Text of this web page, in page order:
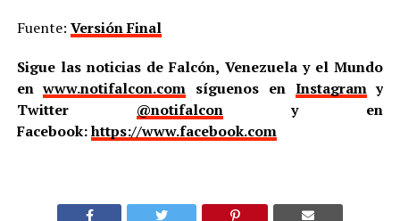
Fuente: Versión Final
Sigue las noticias de Falcón, Venezuela y el Mundo
enwww.notifalcon.com síguenos en Instagramy
Twitter @notifalcony en
Facebook:https://www.facebook.com